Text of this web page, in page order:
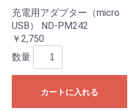
充電用アダプター（micro
USB） ND-PM242
￥2,750
数量
カートに入れる